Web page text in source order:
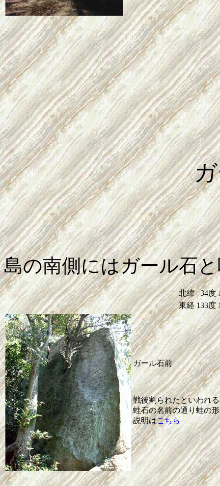
島の南側にはガール石
北緯 34度
東経 133度
ガール石前
戦後割られたといわれ
蛙石の名前の通り蛙の
説明はこちら